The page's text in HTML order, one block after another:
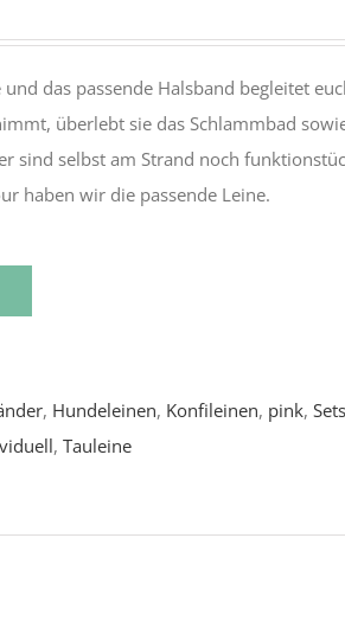
das passende Halsband begleitet
überlebt sie das Schlammbad
sind selbst am Strand noch
haben wir die passende Leine.
, Hundeleinen, Konfileinen, pink, Sets
, Tauleine